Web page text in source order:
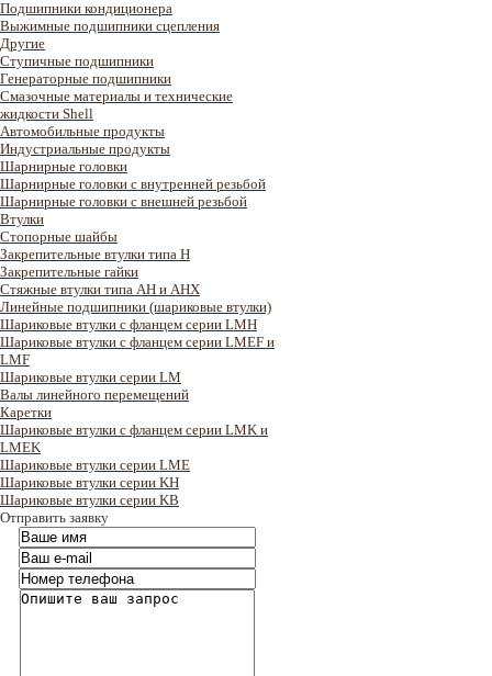
Подшипники кондиционера
Выжимные подшипники сцепления
Другие
Ступичные подшипники
Генераторные подшипники
Смазочные материалы и технические
жидкости Shell
Автомобильные продукты
Индустриальные продукты
Шарнирные головки
Шарнирные головки с внутренней резьбой
Шарнирные головки с внешней резьбой
Втулки
Стопорные шайбы
Закрепительные втулки типа H
Закрепительные гайки
Стяжные втулки типа AH и AHX
Линейные подшипники (шариковые втулки)
Шариковые втулки с фланцем серии LMH
Шариковые втулки с фланцем серии LMEF и
LMF
Шариковые втулки серии LM
Валы линейного перемещений
Каретки
Шариковые втулки с фланцем серии LMK и
LMEK
Шариковые втулки серии LME
Шариковые втулки серии KH
Шариковые втулки серии KB
Отправить заявку